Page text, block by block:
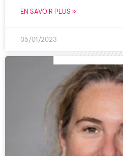
EN SAVOIR PLUS »
05/01/2023